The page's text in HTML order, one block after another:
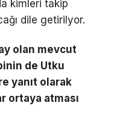
kimleri takip
dile getirilyor.
olan mevcut
de Utku
yanıt olarak
ortaya atması